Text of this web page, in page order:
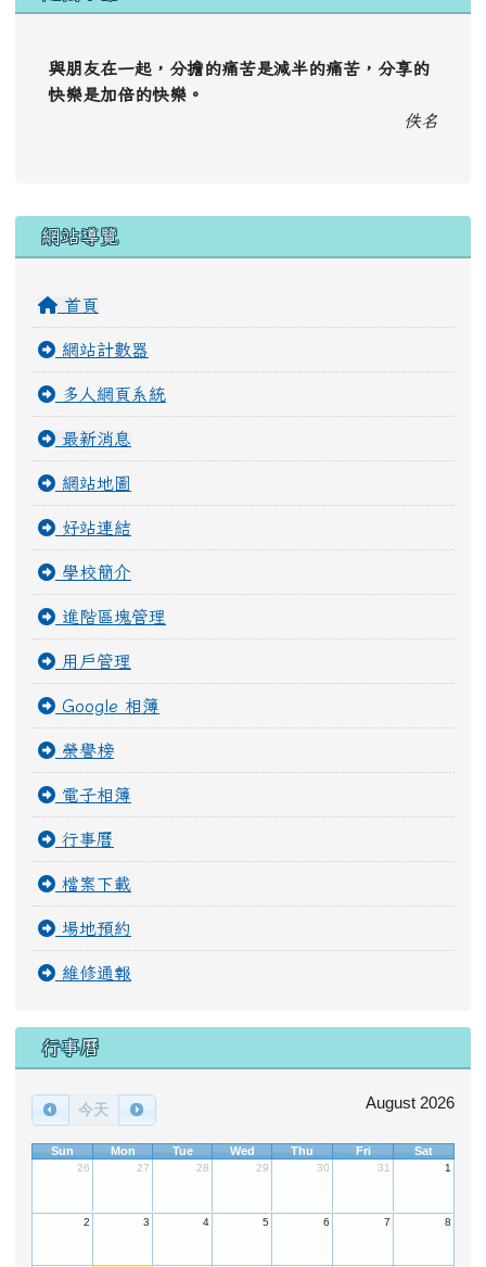
與朋友在一起，分擔的痛苦是減半的痛苦，分享的
快樂是加倍的快樂。
佚名
右邊區域內容
網站導覽
首頁
網站計數器
多人網頁系統
最新消息
網站地圖
好站連結
學校簡介
進階區塊管理
用戶管理
Google 相簿
榮譽榜
電子相簿
行事曆
檔案下載
場地預約
維修通報
行事曆
今天 August 2026
Sun Mon Tue Wed Thu Fri Sat
26 27 28 29 30 31 1
2 3 4 5 6 7 8